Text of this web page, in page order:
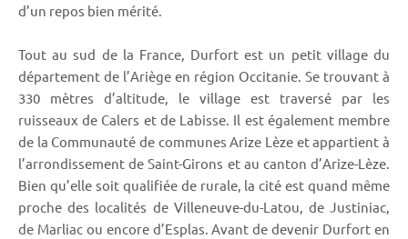
d’un repos bien mérité.
Tout au sud de la France, Durfort est un petit village du
département de l’Ariège en région Occitanie. Se trouvant à
330 mètres d’altitude, le village est traversé par les
ruisseaux de Calers et de Labisse. Il est également membre
de la Communauté de communes Arize Lèze et appartient à
l’arrondissement de Saint-Girons et au canton d’Arize-Lèze.
Bien qu’elle soit qualifiée de rurale, la cité est quand même
proche des localités de Villeneuve-du-Latou, de Justiniac,
de Marliac ou encore d’Esplas. Avant de devenir Durfort en